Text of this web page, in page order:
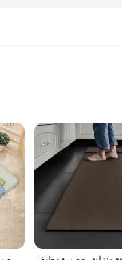
unmatched durability and
is designed to withstand
households and